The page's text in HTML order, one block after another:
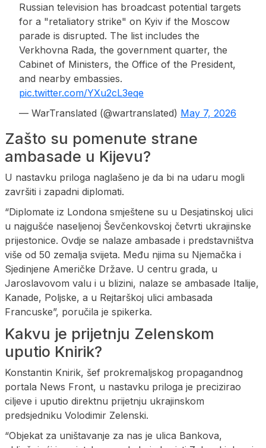
Russian television has broadcast potential targets
for a "retaliatory strike" on Kyiv if the Moscow
parade is disrupted. The list includes the
Verkhovna Rada, the government quarter, the
Cabinet of Ministers, the Office of the President,
and nearby embassies.
pic.twitter.com/YXu2cL3eqe
— WarTranslated (@wartranslated) May 7, 2026
Zašto su pomenute strane
ambasade u Kijevu?
U nastavku priloga naglašeno je da bi na udaru mogli
završiti i zapadni diplomati.
“Diplomate iz Londona smještene su u Desjatinskoj ulici
u najgušće naseljenoj Ševčenkovskoj četvrti ukrajinske
prijestonice. Ovdje se nalaze ambasade i predstavništva
više od 50 zemalja svijeta. Među njima su Njemačka i
Sjedinjene Američke Države. U centru grada, u
Jaroslavovom valu i u blizini, nalaze se ambasade Italije,
Kanade, Poljske, a u Rejtarškoj ulici ambasada
Francuske”, poručila je spikerka.
Kakvu je prijetnju Zelenskom
uputio Knirik?
Konstantin Knirik, šef prokremaljskog propagandnog
portala News Front, u nastavku priloga je precizirao
ciljeve i uputio direktnu prijetnju ukrajinskom
predsjedniku Volodimir Zelenski.
“Objekat za uništavanje za nas je ulica Bankova,